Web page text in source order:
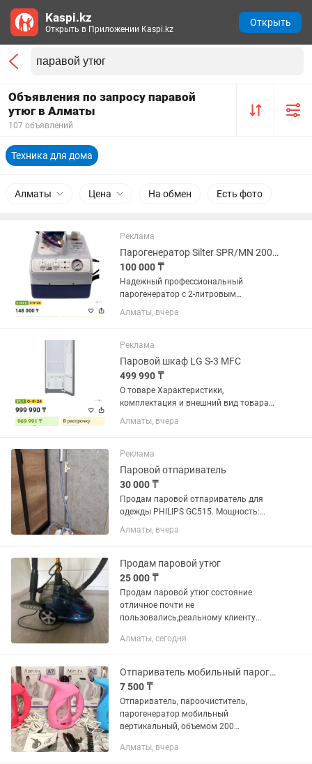
Объявления по запросу паравой
утюг в Алматы
107 объявлений
Техника для дома
Алматы Цена На обмен Есть фото
Реклама
Парогенератор Silter SPR/MN 2002 синий
100 000 ₸
Надежный профессиональный
парогенератор с 2-литровым
бойлером, обеспечивающий мощную
подачу сухого пара (2.5 бар) и
ручкой. Он отлично подходит для
домашнего...
Алматы, вчера
Реклама
Паровой шкаф LG S-3 MFC
499 990 ₸
О товаре Характеристики,
комплектация и внешний вид товара
могут быть изменены производителем
без предварительного уведомления и
каталоге...
Алматы, вчера
Реклама
Паровой отпариватель
30 000 ₸
Продам паровой отпариватель для
одежды PHILIPS GC515. Мощность:
1500 Вт, Постоянная подача пара: 35 г/
мин, Объем резервуара: 1л. Состояние
варежка для защиты рук от...
Алматы, вчера
Продам паровой утюг
25 000 ₸
Продам паровой утюг состояние
отличное почти не
пользовались,реальному клиенту
Алматы, сегодня
Отпариватель мобильный парогенератор, пароочиститель. 200млНОВЫЙ. ДОСТАВКА.
7 500 ₸
Отпариватель, пароочиститель,
парогенератор мобильный
вертикальный, объемом 200
Состояние: НОВЫЙ. Есть ДОСТАВКА
Алматы, вчера
Kaspi.kz
Открыть в Приложении Kaspi.kz
Открыть